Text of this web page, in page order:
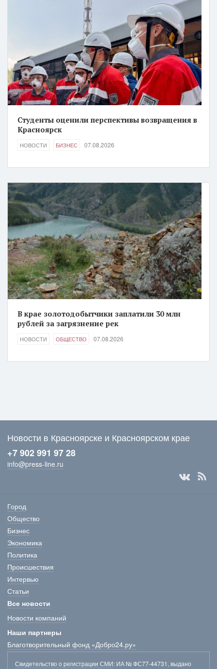
Студенты оценили перспективы возвращения в
Красноярск
НОВОСТИ БИЗНЕС 07.08.2026
В крае золотодобытчики заплатили 30 млн
рублей за загрязнение рек
НОВОСТИ ОБЩЕСТВО 07.08.2026
Новости в Красноярске и Красноярском крае
+7 902 991 97 28
info@press-line.ru
Город
Общество
Бизнес
Экономика
Политика
Происшествия
Интервью
Статьи
Все новости
Новости компаний
Наши партнеры
Благотворительный фонд «Добро24.ру»
Свидетельство о регистрации СМИ: ИА № ФС77-44731, выдано